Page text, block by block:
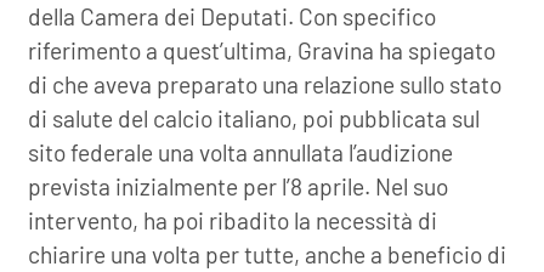
della Camera dei Deputati. Con specifico
riferimento a quest’ultima, Gravina ha spiegato
di che aveva preparato una relazione sullo stato
di salute del calcio italiano, poi pubblicata sul
sito federale una volta annullata l’audizione
prevista inizialmente per l’8 aprile. Nel suo
intervento, ha poi ribadito la necessità di
chiarire una volta per tutte, anche a beneficio di